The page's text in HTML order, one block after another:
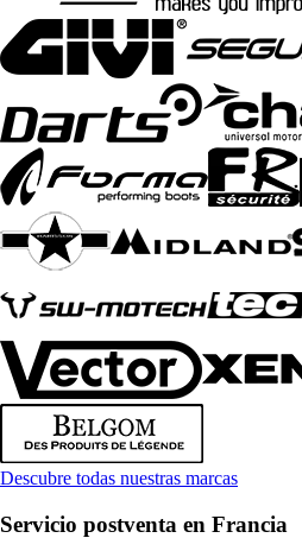
Descubre todas nuestras marcas
Servicio postventa en Francia